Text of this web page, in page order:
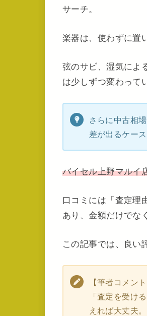
サーチ。
楽器は、使わずに置
弦のサビ、湿気によ
は少しずつ変わって
さらに中古相
差が出るケー
バイセル上野マル
口コミには「査定理
あり、金額だけでな
この記事では、良い
【筆者コメント
「査定を受け
えれば大丈夫